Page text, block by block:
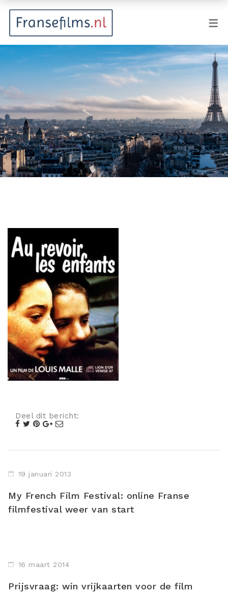
Animatie
Documentaire
Drama
Fantasy
Horror
Misdaad
Musical
Oorlogsfilm
Romantische komedie
Thriller
Deel dit bericht:
19 januari 2013
My French Film Festival: online Franse
filmfestival weer van start
16 maart 2014
Prijsvraag: win vrijkaarten voor de film